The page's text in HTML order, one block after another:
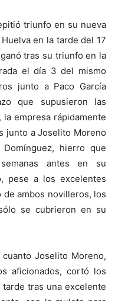
triunfo en su nueva
en la tarde del 17
tras su triunfo en la
el día 3 del mismo
junto a Paco García
que supusieron las
empresa rápidamente
junto a Joselito Moreno
hierro que
antes en su
pese a los excelentes
ambos novilleros, los
se cubrieron en su
Joselito Moreno,
aficionados, cortó los
tras una excelente